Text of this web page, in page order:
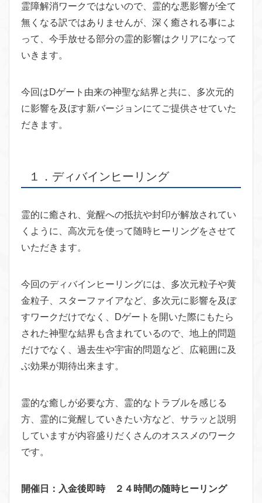
霊障解消ワークではないので、霊的な悪影響が全て
無くなる訳ではありませんが、深く癒される事によ
って、今手放せる部分の霊的影響はクリアになって
いきます。
今回はDゲート由来の神聖な結界と共に、多次元的
に影響を及ぼす新バージョンにてご提供させていた
だきます。
１．ディバインヒーリング
霊的に癒され、覚醒への抵抗や封印が解放されてい
くように、高次元を使って随時ヒーリングをさせて
いただきます。
今回のディバインヒーリングには、多次元粒子や黄
金粒子、スターファイアなど、多次元に影響を及ぼ
すワークだけでなく、Dゲートを開いた際にもたら
された神聖な結界も含まれているので、地上的問題
だけでなく、過去生や宇宙的問題など、広範囲に及
ぶ効果が期待出来ます。
霊的な癒しが必要な方、霊的なトラブルを感じる
方、霊的に覚醒していきたい方など、サラッと説明
していますが内容盛りだくさんのオススメのワーク
です。
開催日：入金後即時 ２４時間の随時ヒーリング